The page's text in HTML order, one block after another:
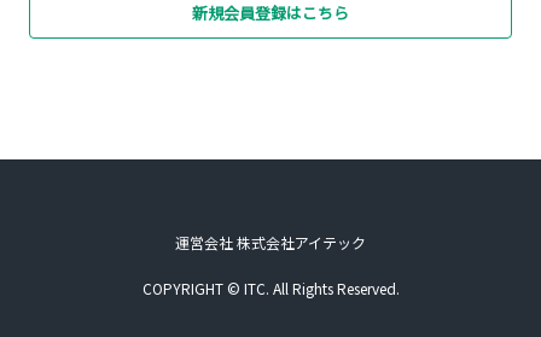
新規会員登録はこちら
運営会社 株式会社アイテック
COPYRIGHT © ITC. All Rights Reserved.